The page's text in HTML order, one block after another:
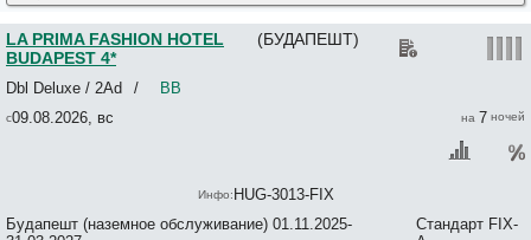
Hotel Moments Budapest 4*
HOTEL MUSEUM BUDAPEST 4*
Hotel Nemzeti Budapest - MGallery 4*
Hotel Oktogon 3*+
Hotel Orion Varkert 3*
Hotel Ottofiori 2*
Hotel President Budapest Affiliated by Melia 4*
Hotel Rosinante Country Inn 3*
09.08.2026, вс
Будапешт (наземное обслуживание) 01.11.2025-
Стандарт FIX-
7
LA PRIMA FASHION HOTEL
BUDAPEST 4*
(БУДАПЕШТ)
/ BB
Dbl Deluxe / 2Ad
HUG-3013-FIX